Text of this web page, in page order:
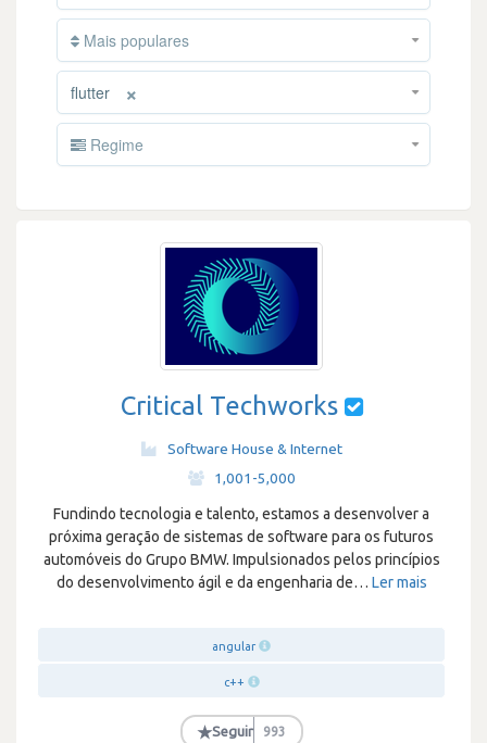
Mais populares
×
flutter
Regime
Critical Techworks
Software House & Internet
1,001-5,000
Fundindo tecnologia e talento, estamos a desenvolver a
próxima geração de sistemas de software para os futuros
automóveis do Grupo BMW. Impulsionados pelos princípios
do desenvolvimento ágil e da engenharia de… Ler mais
angular
c++
★Seguir 993